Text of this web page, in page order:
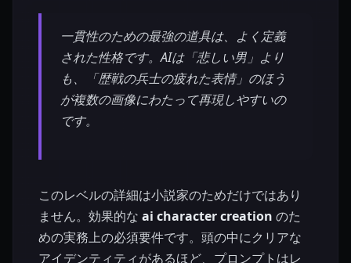
一貫性のための最強の道具は、よく定義
された性格です。AIは「悲しい男」より
も、「歴戦の兵士の疲れた表情」のほう
が複数の画像にわたって再現しやすいの
です。
このレベルの詳細は小説家のためだけではあり
ません。効果的な ai character creation のた
めの実務上の必須要件です。頭の中にクリアな
アイデンティティがあるほど、プロンプトはレ